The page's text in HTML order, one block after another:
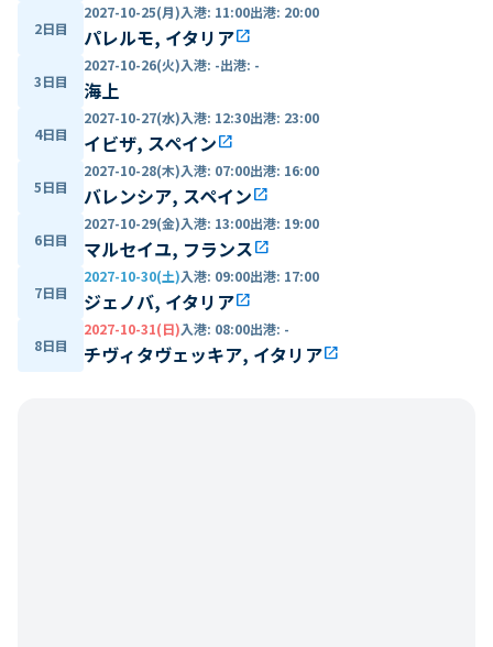
2日目
2027-10-25(月)入港: 11:00出港: 20:00
パレルモ, イタリアopen_in_new
3日目
2027-10-26(火)入港: -出港: -
海上
4日目
2027-10-27(水)入港: 12:30出港: 23:00
イビザ, スペインopen_in_new
5日目
2027-10-28(木)入港: 07:00出港: 16:00
バレンシア, スペインopen_in_new
6日目
2027-10-29(金)入港: 13:00出港: 19:00
マルセイユ, フランスopen_in_new
7日目
2027-10-30(土)入港: 09:00出港: 17:00
ジェノバ, イタリアopen_in_new
8日目
2027-10-31(日)入港: 08:00出港: -
チヴィタヴェッキア, イタリアopen_in_new